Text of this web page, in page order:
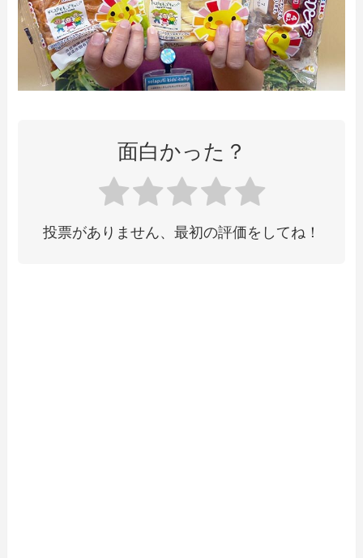
面白かった？
投票がありません、最初の評価をしてね！